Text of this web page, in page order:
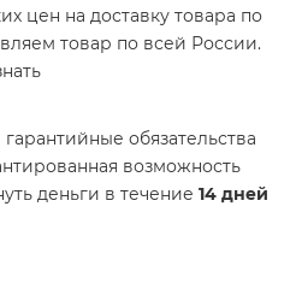
цен на доставку товара по
товар по всей России.
обязательства
возможность
деньги в течение 14 дней